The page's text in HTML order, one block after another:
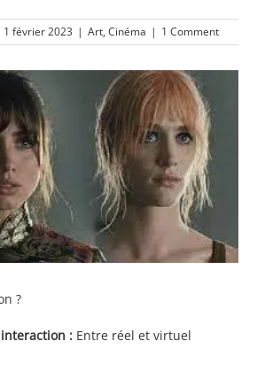
1 février 2023 | Art, Cinéma | 1 Comment
?
: Entre réel et virtuel